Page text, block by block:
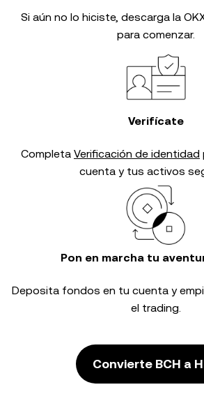
Si aún no lo hiciste, descarga la
para comenzar.
Verifícate
Completa Verificación de identidad
cuenta y tus activos
Pon en marcha tu
Deposita fondos en tu cuenta y
el trading.
Convierte BCH a